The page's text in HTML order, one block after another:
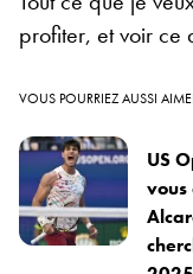
profiter, et voir ce
VOUS POURRIEZ AUSSI
US
vous